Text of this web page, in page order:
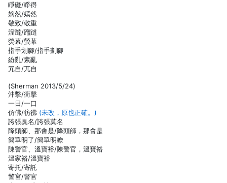
睜礙/睜得
嫡然/嫣然
敬致/敬重
溜躂/蹓躂
熒幕/螢幕
指手划腳/指手劃腳
紛亂/紊亂
冗自/兀自
(Sherman 2013/5/24)
沖擊/衝擊
一日/一口
仿佛/彷彿 (未改，原也正確。)
誇張臭名/誇張莫名
降頭師、那會是/降頭師，那會是
簡單明了/簡單明瞭
陳警官、溫寶裕/陳警官，溫寶裕
溫家裕/溫寶裕
寄托/寄託
警宮/警官